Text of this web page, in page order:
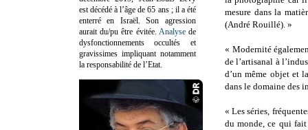
mesure dans la
(André Rouillé). »
« Modernité
de l’artisanal à
d’un même objet et
dans le domaine des
« Les séries,
du monde, ce qui
est décédé à l’âge de 65 ans ; il a été
enterré en Israël. Son agression
aurait du/pu être évitée. Analysede
dysfonctionnements occultés et
gravissimes impliquant notamment
la responsabilité de l’Etat.